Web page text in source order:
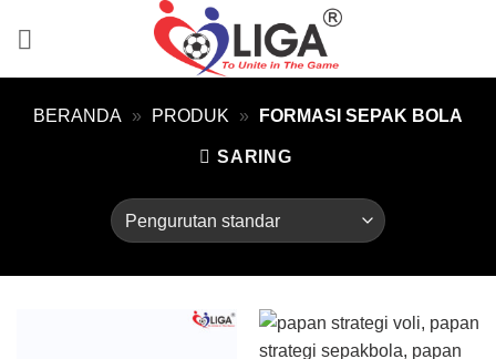
BERANDA » PRODUK » FORMASI SEPAK BOLA
SARING